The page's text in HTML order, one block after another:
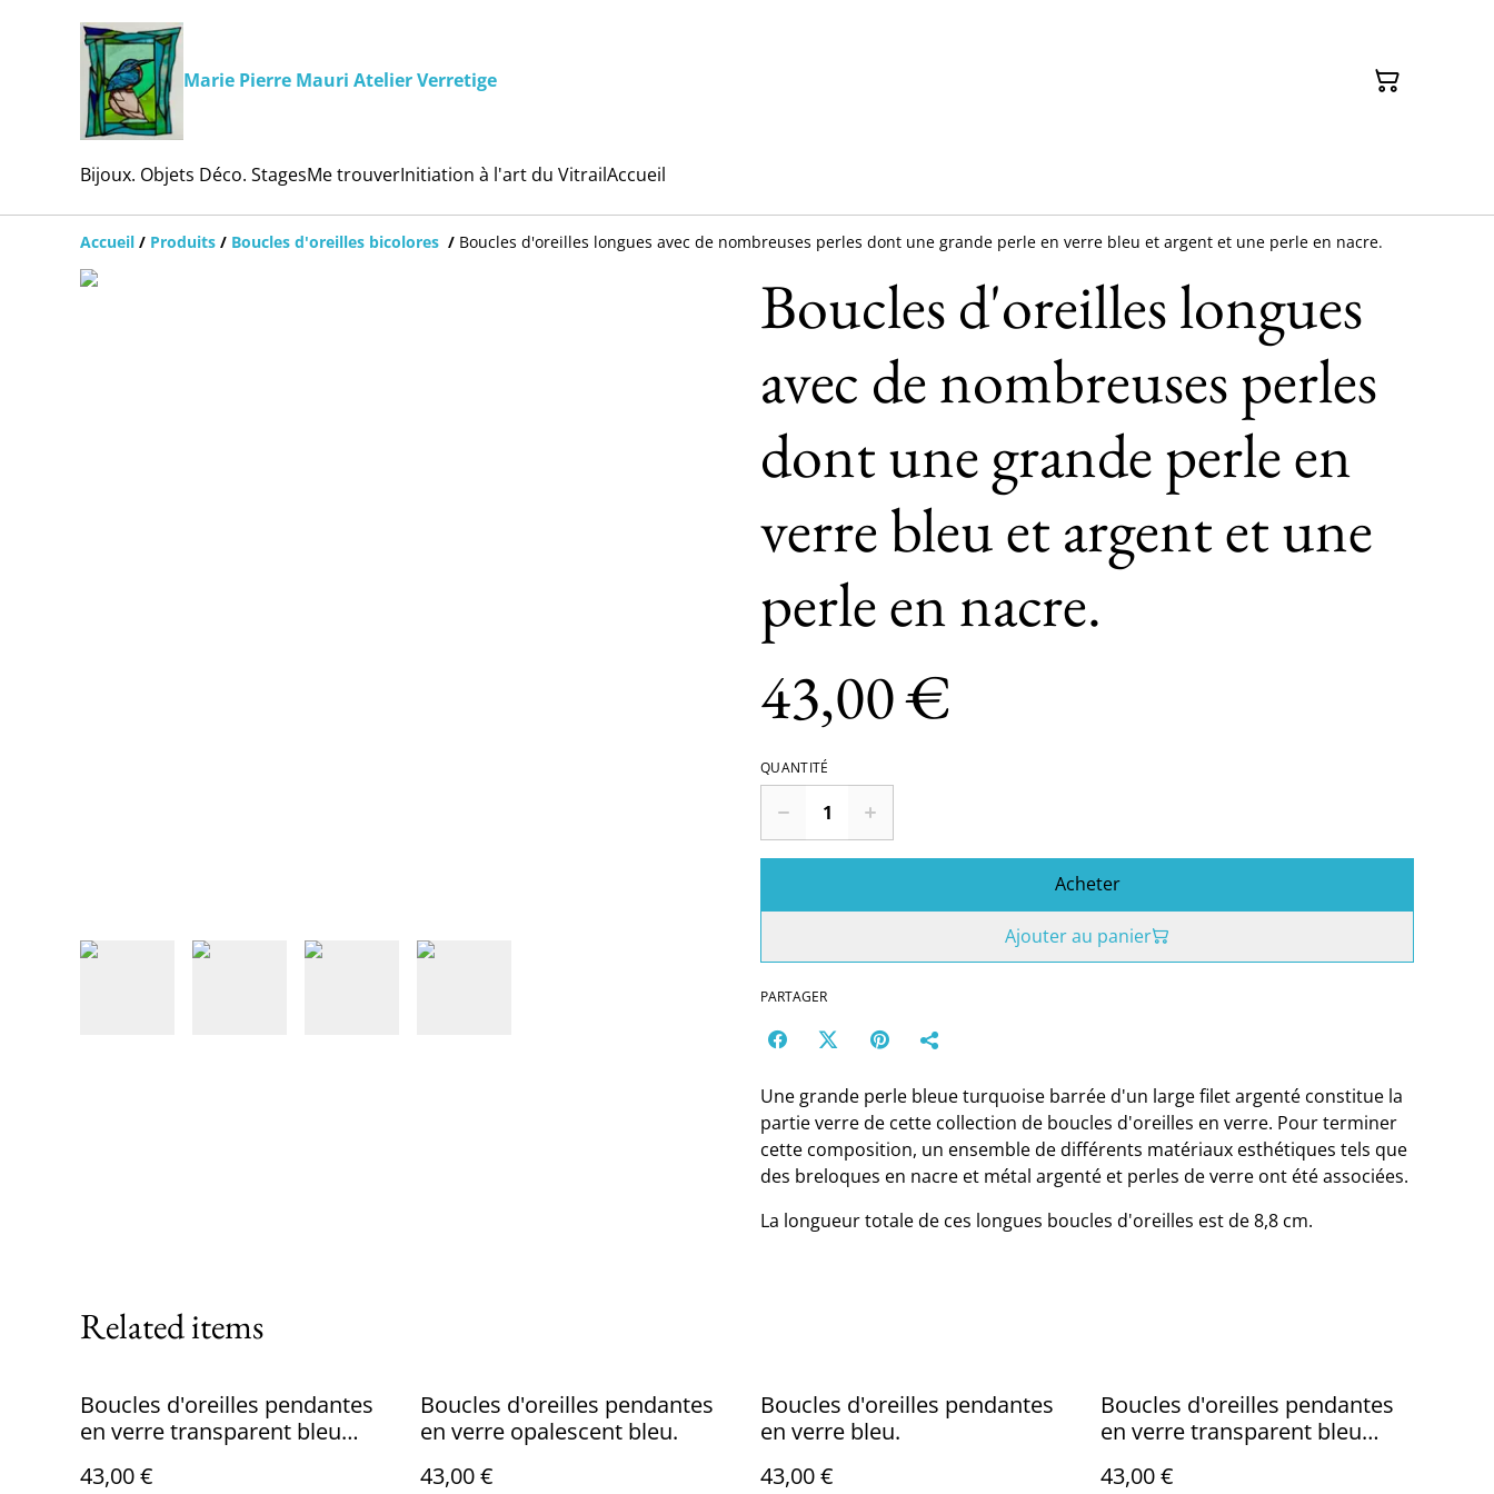
Marie Pierre Mauri Atelier Verretige
Bijoux. Objets Déco. StagesMe trouverInitiation à l'art du VitrailAccueil
Accueil / Produits / Boucles d'oreilles bicolores / Boucles d'oreilles longues avec de nombreuses perles dont une grande perle en verre bleu et argent et une perle en nacre.
Boucles d'oreilles longues
avec de nombreuses perles
dont une grande perle en
verre bleu et argent et une
perle en nacre.
43,00 €
QUANTITÉ
Acheter
Ajouter au panier
PARTAGER
Une grande perle bleue turquoise barrée d'un large filet argenté constitue la
partie verre de cette collection de boucles d'oreilles en verre. Pour terminer
cette composition, un ensemble de différents matériaux esthétiques tels que
des breloques en nacre et métal argenté et perles de verre ont été associées.
La longueur totale de ces longues boucles d'oreilles est de 8,8 cm.
Related items
Boucles d'oreilles pendantes
en verre transparent bleu
43,00 €
Boucles d'oreilles pendantes
en verre opalescent bleu.
43,00 €
Boucles d'oreilles pendantes
en verre bleu.
43,00 €
Boucles d'oreilles pendantes
en verre transparent bleu
43,00 €